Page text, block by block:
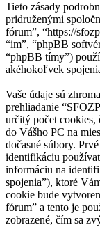
Tieto zásady
pridruženými
fórum”, “https://
“im”, “phpBB
“phpBB tímy”)
akéhokoľvek
Vaše údaje sú
prehliadanie
určitý počet cookies,
do Vášho PC na
dočasné súbory.
identifikáciu
informáciu na
spojenia”), ktoré
cookie bude
fórum” a tento je
zobrazené, čím sa